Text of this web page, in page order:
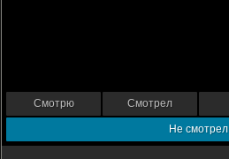
Смотрю Смотрел
Не смотрел